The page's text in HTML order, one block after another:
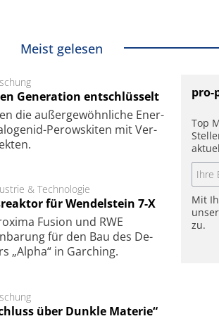
Meist gelesen
Generation entschlüsselt
die außer­ge­wöhn­li­che Ener­
Perows­ki­ten mit Ver­
& Technologie
für Wendelstein 7-X
Fu­sion und RWE
für den Bau des De­
„Alpha“ in Gar­ching.
über Dunkle Materie“
pro-
Top
Mit
zu.